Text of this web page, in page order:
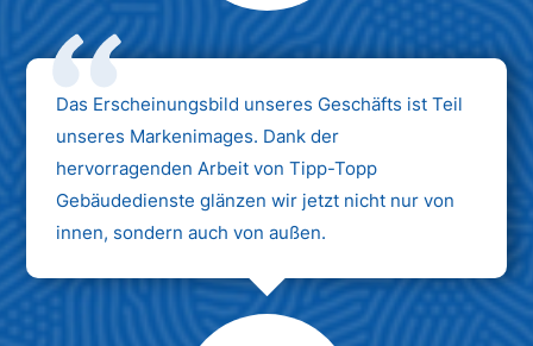
Das Erscheinungsbild unseres Geschäfts ist Teil
unseres Markenimages. Dank der
hervorragenden Arbeit von Tipp-Topp
Gebäudedienste glänzen wir jetzt nicht nur von
innen, sondern auch von außen.